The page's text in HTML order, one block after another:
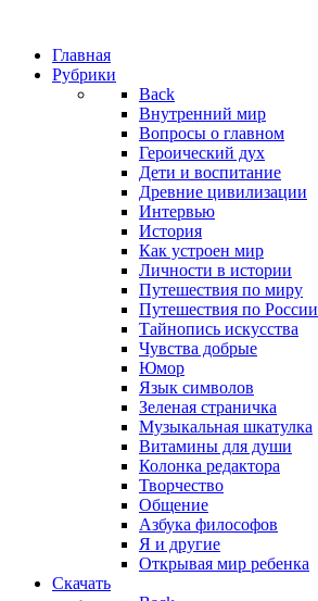
Главная
Рубрики
Back
Внутренний мир
Вопросы о главном
Героический дух
Дети и воспитание
Древние цивилизации
Интервью
История
Как устроен мир
Личности в истории
Путешествия по миру
Путешествия по России
Тайнопись искусства
Чувства добрые
Юмор
Язык символов
Зеленая страничка
Музыкальная шкатулка
Витамины для души
Колонка редактора
Творчество
Общение
Азбука философов
Я и другие
Открывая мир ребенка
Скачать